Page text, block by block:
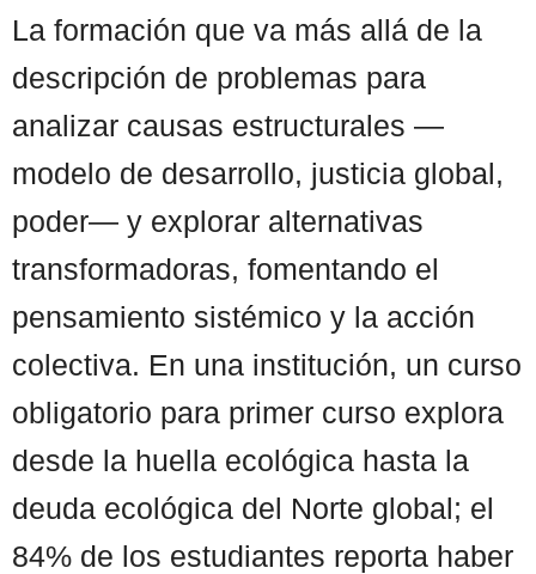
La formación que va más allá de la
descripción de problemas para
analizar causas estructurales —
modelo de desarrollo, justicia global,
poder— y explorar alternativas
transformadoras, fomentando el
pensamiento sistémico y la acción
colectiva. En una institución, un curso
obligatorio para primer curso explora
desde la huella ecológica hasta la
deuda ecológica del Norte global; el
84% de los estudiantes reporta haber